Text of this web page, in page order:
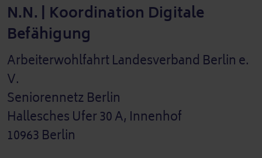
N.N. | Koordination Digitale
Befähigung
Arbeiterwohlfahrt Landesverband Berlin e.
V.
Seniorennetz Berlin
Hallesches Ufer 30 A, Innenhof
10963 Berlin